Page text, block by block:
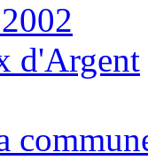
d'Argent